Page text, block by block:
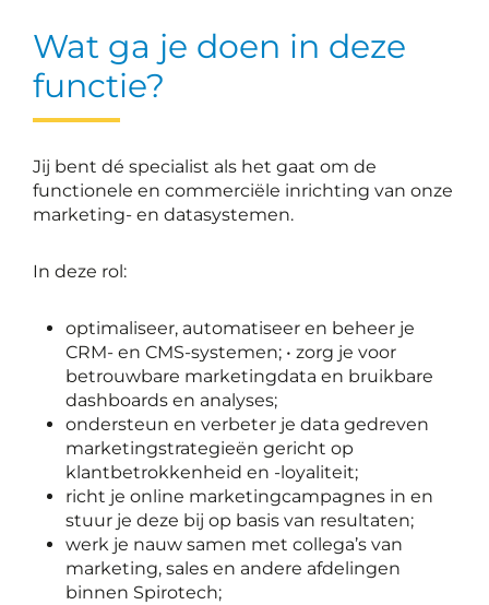
Wat ga je doen in deze
functie?
Jij bent dé specialist als het gaat om de
functionele en commerciële inrichting van onze
marketing- en datasystemen.
In deze rol:
optimaliseer, automatiseer en beheer je
CRM- en CMS-systemen; • zorg je voor
betrouwbare marketingdata en bruikbare
dashboards en analyses;
ondersteun en verbeter je data gedreven
marketingstrategieën gericht op
klantbetrokkenheid en -loyaliteit;
richt je online marketingcampagnes in en
stuur je deze bij op basis van resultaten;
werk je nauw samen met collega’s van
marketing, sales en andere afdelingen
binnen Spirotech;